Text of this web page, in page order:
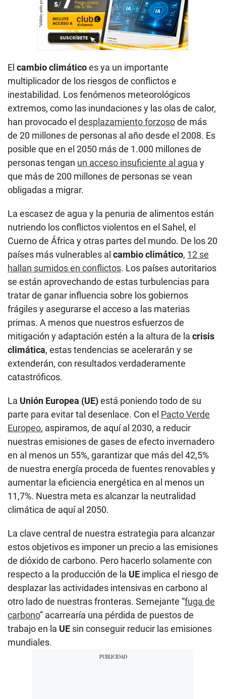
El cambio climáticoes ya un importante
multiplicador de los riesgos de conflictos e
inestabilidad. Los fenómenos meteorológicos
extremos, como las inundaciones y las olas de calor,
han provocado el desplazamiento forzosode más
de 20 millones de personas al año desde el 2008. Es
posible que en el 2050 más de 1.000 millones de
personas tengan un acceso insuficiente al agua y
que más de 200 millones de personas se vean
obligadas a migrar.
La escasez de agua y la penuria de alimentos están
nutriendo los conflictos violentos en el Sahel, el
Cuerno de África y otras partes del mundo. De los 20
países más vulnerables al cambio climático, 12 se
hallan sumidos en conflictos. Los países autoritarios
se están aprovechando de estas turbulencias para
tratar de ganar influencia sobre los gobiernos
frágiles y asegurarse el acceso a las materias
primas. A menos que nuestros esfuerzos de
mitigación y adaptación estén a la altura de la crisis
climática, estas tendencias se acelerarán y se
extenderán, con resultados verdaderamente
catastróficos.
La Unión Europea (UE)está poniendo todo de su
parte para evitar tal desenlace. Con el Pacto Verde
Europeo, aspiramos, de aquí al 2030, a reducir
nuestras emisiones de gases de efecto invernadero
en al menos un 55%, garantizar que más del 42,5%
de nuestra energía proceda de fuentes renovables y
aumentar la eficiencia energética en al menos un
11,7%. Nuestra meta es alcanzar la neutralidad
climática de aquí al 2050.
La clave central de nuestra estrategia para alcanzar
estos objetivos es imponer un precio a las emisiones
de dióxido de carbono. Pero hacerlo solamente con
respecto a la producción de la UE implica el riesgo de
desplazar las actividades intensivas en carbono al
otro lado de nuestras fronteras. Semejante “fuga de
carbono” acarrearía una pérdida de puestos de
trabajo en la UE sin conseguir reducir las emisiones
mundiales.